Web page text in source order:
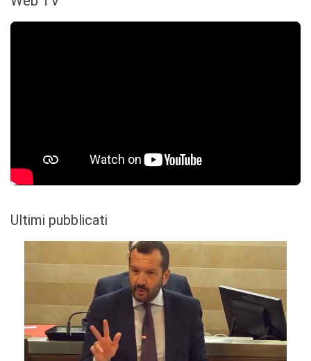
Ultimi pubblicati